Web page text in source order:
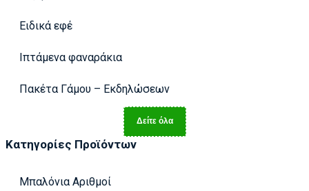
Ειδικά εφέ
Ιπτάμενα φαναράκια
Πακέτα Γάμου – Εκδηλώσεων
Δείτε όλα
Κατηγορίες Προϊόντων
Μπαλόνια Αριθμοί